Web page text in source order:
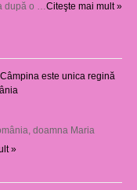
după o …Citeşte mai mult »
este unica regină
doamna Maria
»